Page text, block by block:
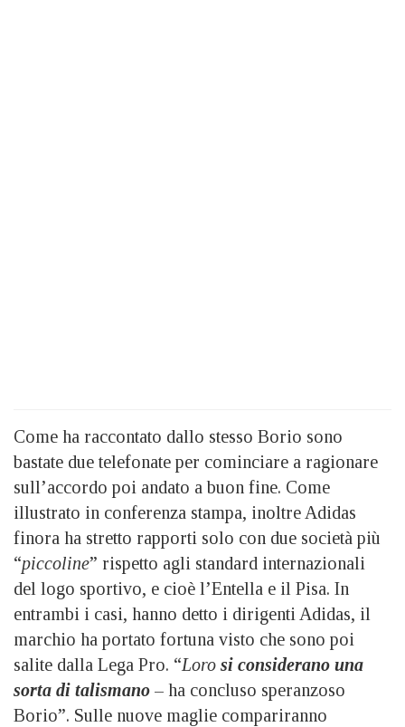
Come ha raccontato dallo stesso Borio sono
bastate due telefonate per cominciare a ragionare
sull’accordo poi andato a buon fine. Come
illustrato in conferenza stampa, inoltre Adidas
finora ha stretto rapporti solo con due società più
“piccoline” rispetto agli standard internazionali
del logo sportivo, e cioè l’Entella e il Pisa. In
entrambi i casi, hanno detto i dirigenti Adidas, il
marchio ha portato fortuna visto che sono poi
salite dalla Lega Pro. “Loro si considerano una
sorta di talismano – ha concluso speranzoso
Borio”. Sulle nuove maglie compariranno